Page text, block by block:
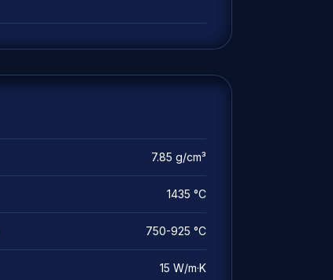
7.85 g/cm³
1435 °C
750-925 °C
15 W/m·K